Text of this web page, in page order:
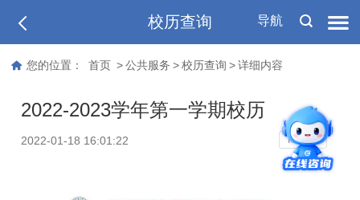
导航
校历查询
您的位置： 首页 > 公共服务 > 校历查询 > 详细内容
2022-2023学年第一学期校历
2022-01-18 16:01:22 T T